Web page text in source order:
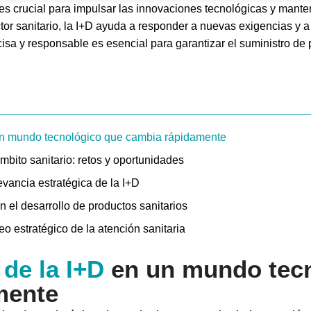
crucial para impulsar las innovaciones tecnológicas y
sanitario, la I+D ayuda a responder a nuevas exigencias y
y responsable es esencial para garantizar el suministro de
mundo tecnológico que cambia rápidamente
sanitario: retos y oportunidades
estratégica de la I+D
el desarrollo de productos sanitarios
estratégico de la atención sanitaria
la I+D en un mundo